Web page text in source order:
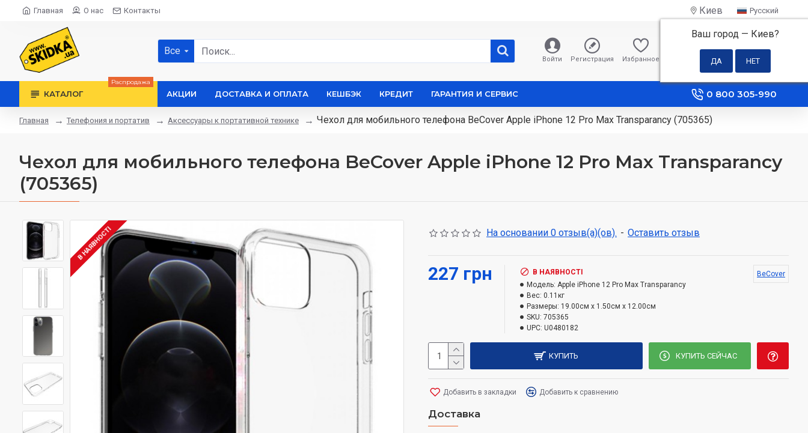
Главная О нас Контакты Киев
Ваш город — Киев?
Русский
Все
Войти Регистрация Избранное
0 грн
КАТАЛОГ
Распродажа
АКЦИИ ДОСТАВКА И ОПЛАТА КЕШБЭК КРЕДИТ ГАРАНТИЯ И СЕРВИС 0 800 305-990
Главная Телефония и портатив Аксессуары к портативной технике Чехол для мобильного телефона BeCover Apple iPhone 12 Pro Max Transparancy (705365)
Чехол для мобильного телефона BeCover Apple iPhone 12 Pro Max Transparancy
(705365)
В НАЯВНОСТІ На основании 0 отзыв(а)(ов). - Оставить отзыв
227 грн
В НАЯВНОСТІ
Модель: Apple iPhone 12 Pro Max Transparancy
Вес: 0.11кг
Размеры: 19.00см x 1.50см x 12.00см
SKU: 705365
UPC: U0480182
BeCover
КУПИТЬ КУПИТЬ СЕЙЧАС
Добавить в закладки Добавить к сравнению
Доставка